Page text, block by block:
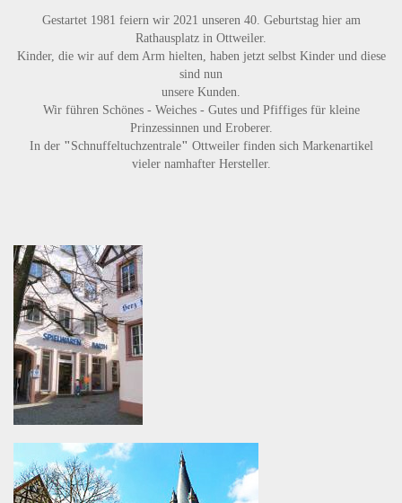
Gestartet 1981 feiern wir 2021 unseren 40. Geburtstag hier am
Rathausplatz in Ottweiler.
Kinder, die wir auf dem Arm hielten, haben jetzt selbst Kinder und diese
sind nun
unsere Kunden.
Wir führen Schönes - Weiches - Gutes und Pfiffigesfür kleine
Prinzessinnen und Eroberer.
In der " Schnuffeltuchzentrale" Ottweiler finden sich Markenartikel
vieler namhafter Hersteller.